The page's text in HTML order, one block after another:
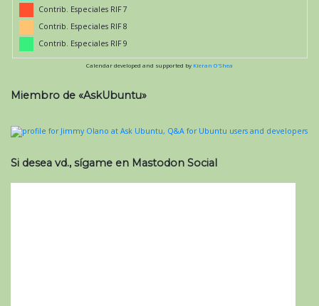
Contrib. Especiales RIF 7
Contrib. Especiales RIF 8
Contrib. Especiales RIF 9
Calendar developed and supported by Kieran O'Shea
Miembro de «AskUbuntu»
Si desea vd., sígame en Mastodon Social